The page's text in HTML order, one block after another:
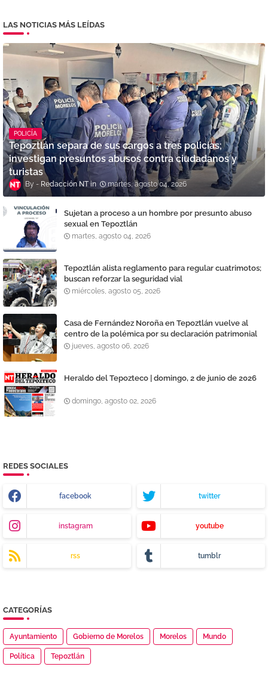
LAS NOTICIAS MÁS LEÍDAS
POLICÍA
Tepoztlán separa de sus cargos a tres policías;
investigan presuntos abusos contra ciudadanos y
turistas
Redacción NT martes, agosto 04, 2026
Sujetan a proceso a un hombre por presunto abuso
sexual en Tepoztlán
martes, agosto 04, 2026
Tepoztlán alista reglamento para regular cuatrimotos;
buscan reforzar la seguridad vial
miércoles, agosto 05, 2026
Casa de Fernández Noroña en Tepoztlán vuelve al
centro de la polémica por su declaración patrimonial
jueves, agosto 06, 2026
Heraldo del Tepozteco | domingo, 2 de junio de 2026
domingo, agosto 02, 2026
REDES SOCIALES
facebook twitter
instagram youtube
rss tumblr
CATEGORÍAS
Ayuntamiento Gobierno de Morelos Morelos Mundo
Política Tepoztlán